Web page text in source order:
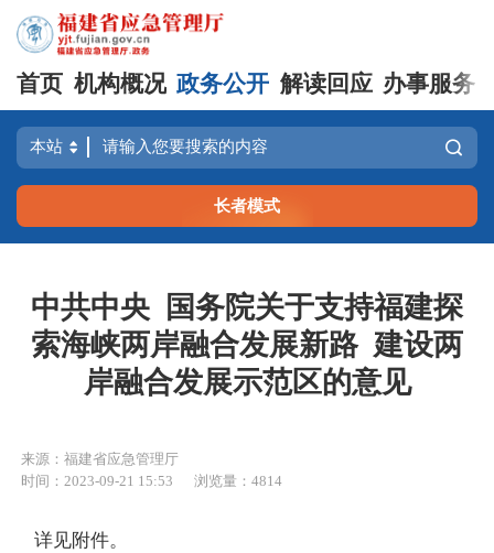
首页 机构概况 政务公开 解读回应 办事服务
长者模式
中共中央 国务院关于支持福建探
索海峡两岸融合发展新路 建设两
岸融合发展示范区的意见
来源：福建省应急管理厅
时间：2023-09-21 15:53
浏览量：4814
详见附件。